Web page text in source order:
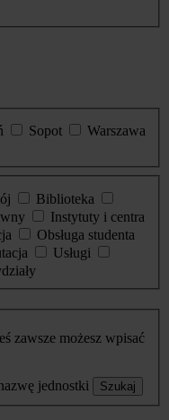
Sopot
Warszawa
Biblioteka
Instytuty i centra
Obsługa studenta
Usługi
zawsze możesz wpisać
jednostki Szukaj